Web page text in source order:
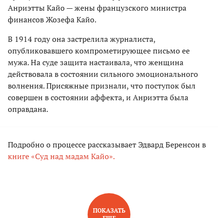
Анриэтты Кайо — жены французского министра
финансов Жозефа Кайо.
В 1914 году она застрелила журналиста,
опубликовавшего компрометирующее письмо ее
мужа. На суде защита настаивала, что женщина
действовала в состоянии сильного эмоционального
волнения. Присяжные признали, что поступок был
совершен в состоянии аффекта, и Анриэтта была
оправдана.
Подробно о процессе рассказывает Эдвард Беренсон в
книге «Суд над мадам Кайо».
ПОКАЗАТЬ